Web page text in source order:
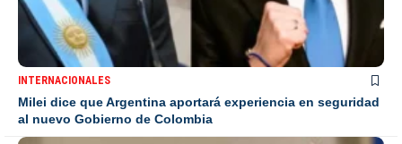
INTERNACIONALES
Milei dice que Argentina aportará experiencia en seguridad
al nuevo Gobierno de Colombia